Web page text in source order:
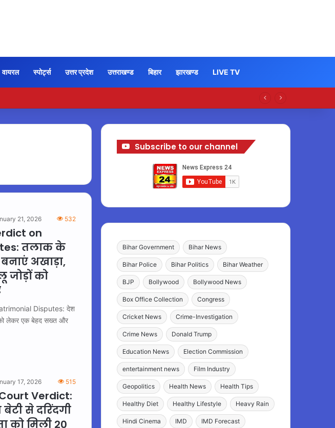
वायरल स्पोर्ट्स उत्तर प्रदेश उत्तराखण्ड बिहार झारखण्ड LIVE TV
21, 2026 532
on
तलाक के
अखाड़ा,
जोड़ों को
Disputes: देश
को लेकर एक बेहद सख्त और
17, 2026 515
Verdict:
से दरिंदगी
को मिली 20
Subscribe to our channel
Bihar Government Bihar News
Bihar Police Bihar Politics Bihar Weather
BJP Bollywood Bollywood News
Box Office Collection Congress
Cricket News Crime-Investigation
Crime News Donald Trump
Education News Election Commission
entertainment news Film Industry
Geopolitics Health News Health Tips
Healthy Diet Healthy Lifestyle Heavy Rain
Hindi Cinema IMD IMD Forecast